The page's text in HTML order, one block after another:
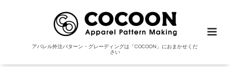
アパレル外注パターン・グレーディングは「COCOON」におまかせくだ
さい